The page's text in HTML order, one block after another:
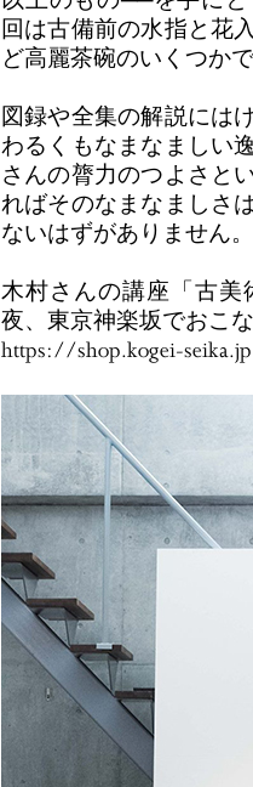
回は古備前の水指と花
ど高麗茶碗のいくつか
図録や全集の解説には
わるくもなまなましい
さんの膂力のつよさと
ればそのなまなましさ
ないはずがありません。
木村さんの講座「古美
夜、東京神楽坂でおこ
https://shop.kogei-